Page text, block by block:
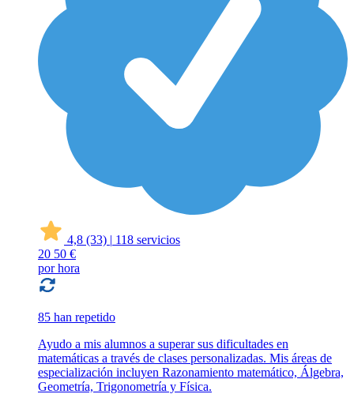
4,8 (33) | 118 servicios
20 50 €
por hora
85 han repetido
Ayudo a mis alumnos a superar sus dificultades en
matemáticas a través de clases personalizadas. Mis áreas de
especialización incluyen Razonamiento matemático, Álgebra,
Geometría, Trigonometría y Física.